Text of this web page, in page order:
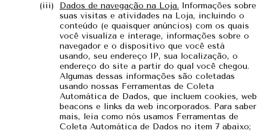
Dados de navegação na Loja. Informações sobre
suas visitas e atividades na Loja, incluindo o
conteúdo (e quaisquer anúncios) com os quais
você visualiza e interage, informações sobre o
navegador e o dispositivo que você está
usando, seu endereço IP, sua localização, o
endereço do site a partir do qual você chegou.
Algumas dessas informações são coletadas
usando nossas Ferramentas de Coleta
Automática de Dados, que incluem cookies, web
beacons e links da web incorporados. Para saber
mais, leia como nós usamos Ferramentas de
Coleta Automática de Dados no item 7 abaixo;